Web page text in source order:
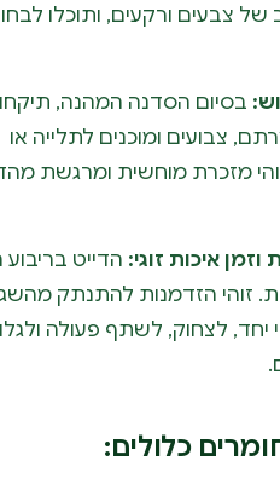
של צבעים ורקעים, ותוכלו
בסיום הסדנה המהנה, תיקחו
צבועים ומוכנים לתלייה או
מזכרת מוחשית ומרגשת
וזמן איכות זוגי: הדייט בריבוע
זוהי הזדמנות להתנתק
יחד, לצחוק, לשתף פעולה
כלולים: